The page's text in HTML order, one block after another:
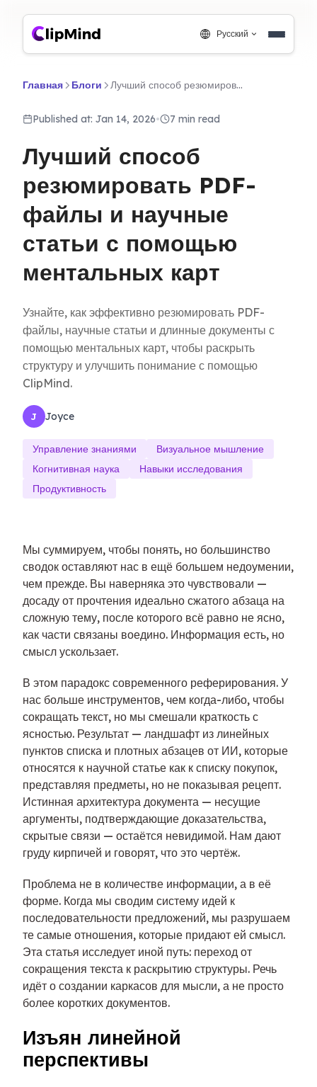
Русский
Главная Блоги Лучший способ резюмировать PDF-файлы и научные статьи с помощью ментальных карт
Published at: Jan 14, 2026• 7 min read
Лучший способ
резюмировать PDF-
файлы и научные
статьи с помощью
ментальных карт
Узнайте, как эффективно резюмировать PDF-
файлы, научные статьи и длинные документы с
помощью ментальных карт, чтобы раскрыть
структуру и улучшить понимание с помощью
ClipMind.
J Joyce
Управление знаниями
Визуальное мышление
Когнитивная наука
Навыки исследования
Продуктивность
Мы суммируем, чтобы понять, но большинство
сводок оставляют нас в ещё большем недоумении,
чем прежде. Вы наверняка это чувствовали —
досаду от прочтения идеально сжатого абзаца на
сложную тему, после которого всё равно не ясно,
как части связаны воедино. Информация есть, но
смысл ускользает.
В этом парадокс современного реферирования. У
нас больше инструментов, чем когда-либо, чтобы
сокращать текст, но мы смешали краткость с
ясностью. Результат — ландшафт из линейных
пунктов списка и плотных абзацев от ИИ, которые
относятся к научной статье как к списку покупок,
представляя предметы, но не показывая рецепт.
Истинная архитектура документа — несущие
аргументы, подтверждающие доказательства,
скрытые связи — остаётся невидимой. Нам дают
груду кирпичей и говорят, что это чертёж.
Проблема не в количестве информации, а в её
форме. Когда мы сводим систему идей к
последовательности предложений, мы разрушаем
те самые отношения, которые придают ей смысл.
Эта статья исследует иной путь: переход от
сокращения текста к раскрытию структуры. Речь
идёт о создании каркасов для мысли, а не просто
более коротких документов.
Изъян линейной
перспективы